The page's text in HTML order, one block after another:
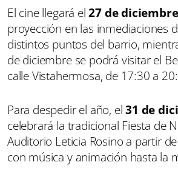
El cine llegará el27 de diciembre
proyección en las inmediaciones
distintos puntos del barrio,
de diciembre se podrá visitar el
calle Vistahermosa, de 17:30 a
Para despedir el año, el31 de
celebrará la tradicional Fiesta de
Auditorio Leticia Rosino a partir
con música y animación hasta la